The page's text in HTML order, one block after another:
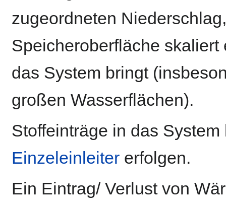
zugeordneten
Speicheroberfläche
das System bringt
großen Wasserflächen).
Stoffeinträge in das
Einzeleinleiter erfolgen.
Ein Eintrag/ Verlust von